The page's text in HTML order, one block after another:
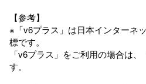
【参考】
※「v6プラス」は日本インターネ
標です。
「v6プラス」をご利用の場合は
す。